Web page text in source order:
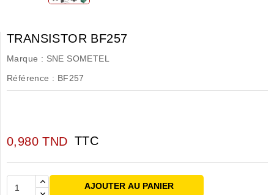
TRANSISTOR BF257
Marque : SNE SOMETEL
Référence : BF257
0,980 TND TTC
AJOUTER AU PANIER